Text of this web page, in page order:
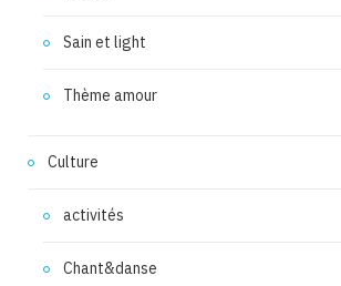
Sain et light
Thème amour
Culture
activités
Chant&danse